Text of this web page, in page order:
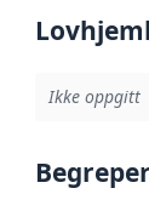
Ikke oppgitt